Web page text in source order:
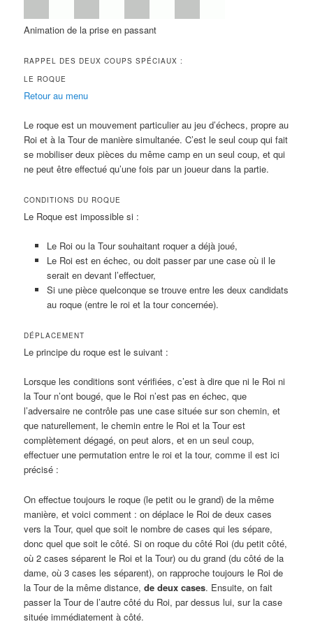
Animation de la prise en passant
RAPPEL DES DEUX COUPS SPÉCIAUX :
LE ROQUE
Retour au menu
Le roque est un mouvement particulier au jeu d’échecs, propre au
Roi et à la Tour de manière simultanée. C’est le seul coup qui fait
se mobiliser deux pièces du même camp en un seul coup, et qui
ne peut être effectué qu’une fois par un joueur dans la partie.
CONDITIONS DU ROQUE
Le Roque est impossible si :
Le Roi ou la Tour souhaitant roquer a déjà joué,
Le Roi est en échec, ou doit passer par une case où il le
serait en devant l’effectuer,
Si une pièce quelconque se trouve entre les deux candidats
au roque (entre le roi et la tour concernée).
DÉPLACEMENT
Le principe du roque est le suivant :
Lorsque les conditions sont vérifiées, c’est à dire que ni le Roi ni
la Tour n’ont bougé, que le Roi n’est pas en échec, que
l’adversaire ne contrôle pas une case située sur son chemin, et
que naturellement, le chemin entre le Roi et la Tour est
complètement dégagé, on peut alors, et en un seul coup,
effectuer une permutation entre le roi et la tour, comme il est ici
précisé :
On effectue toujours le roque (le petit ou le grand) de la même
manière, et voici comment : on déplace le Roi de deux cases
vers la Tour, quel que soit le nombre de cases qui les sépare,
donc quel que soit le côté. Si on roque du côté Roi (du petit côté,
où 2 cases séparent le Roi et la Tour) ou du grand (du côté de la
dame, où 3 cases les séparent), on rapproche toujours le Roi de
la Tour de la même distance,de deux cases. Ensuite, on fait
passer la Tour de l’autre côté du Roi, par dessus lui, sur la case
située immédiatement à côté.